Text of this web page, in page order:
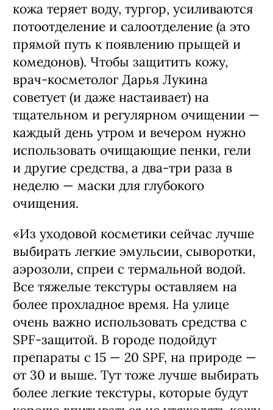
кожа теряет воду, тургор, усиливаются
потоотделение и салоотделение (а это
прямой путь к появлению прыщей и
комедонов). Чтобы защитить кожу,
врач-косметолог Дарья Лукина
советует (и даже настаивает) на
тщательном и регулярном очищении —
каждый день утром и вечером нужно
использовать очищающие пенки, гели
и другие средства, а два-три раза в
неделю — маски для глубокого
очищения.
«Из уходовой косметики сейчас лучше
выбирать легкие эмульсии, сыворотки,
аэрозоли, спреи с термальной водой.
Все тяжелые текстуры оставляем на
более прохладное время. На улице
очень важно использовать средства с
SPF-защитой. В городе подойдут
препараты с 15 — 20 SPF, на природе —
от 30 и выше. Тут тоже лучше выбирать
более легкие текстуры, которые будут